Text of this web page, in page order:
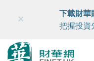
財華智庫網
×
下載財華
把握投資